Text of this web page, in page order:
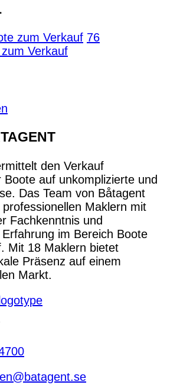
zum Verkauf 76
Verkauf
den Verkauf
Boote auf unkomplizierte und
Das Team von Båtagent
professionellen Maklern mit
Fachkenntnis und
Erfahrung im Bereich Boote
Mit 18 Maklern bietet
Präsenz auf einem
Markt.